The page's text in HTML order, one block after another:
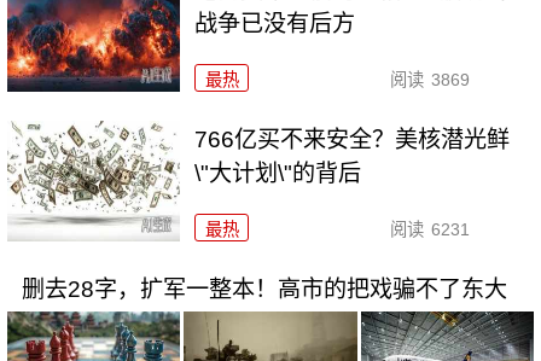
战争已没有后方
最热 阅读 3869
766亿买不来安全？美核潜光鲜
\"大计划\"的背后
最热 阅读 6231
删去28字，扩军一整本！高市的把戏骗不了东大